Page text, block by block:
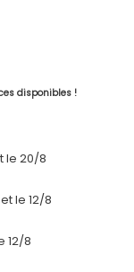
disponibles !
le 20/8
le 12/8
12/8